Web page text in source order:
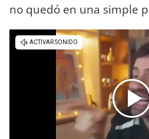
no quedó en una simple